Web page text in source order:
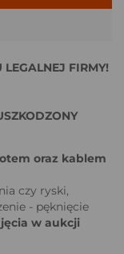
FIRMY!
oraz kablem
czy ryski,
- pęknięcie
w aukcji